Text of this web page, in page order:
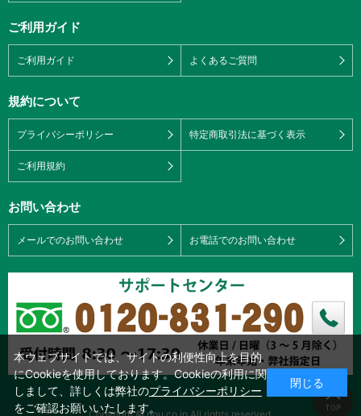
ご利用ガイド
ご利用ガイド よくあるご質問
規約について
プライバシーポリシー 特定商取引法に基づく表示
ご利用規約
お問い合わせ
メールでのお問い合わせ お電話でのお問い合わせ
Copyright © nou.co.jp All rights reserved.
本ウェブサイトでは、サイトの利便性向上を目的
にCookieを使用しております。Cookieの利用に関
しまして、詳しくは弊社のプライバシーポリシー
をご確認お願いいたします。
閉じる